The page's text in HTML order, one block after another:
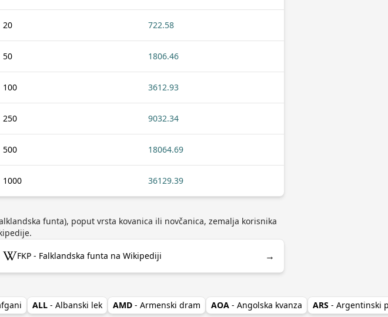
20 722.58
50 1806.46
100 3612.93
250 9032.34
500 18064.69
1000 36129.39
funta), poput vrsta kovanica ili novčanica, zemalja korisnika
FKP - Falklandska funta na Wikipediji →
ALL - Albanski lek AMD - Armenski dram AOA - Angolska kvanza ARS - Argentinski